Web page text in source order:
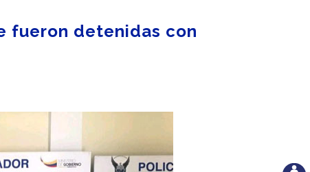
fueron detenidas con